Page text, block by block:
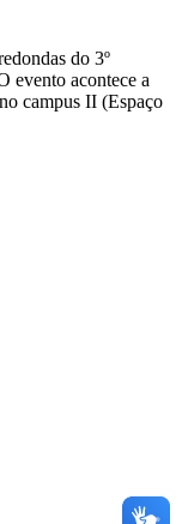
do 3º
evento acontece a
campus II (Espaço